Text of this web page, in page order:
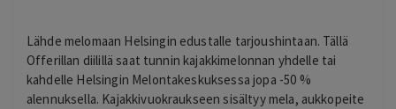
Lähde melomaan Helsingin edustalle tarjoushintaan. Tällä
Offerillan diilillä saat tunnin kajakkimelonnan yhdelle tai
kahdelle Helsingin Melontakeskuksessa jopa -50 %
alennuksella. Kajakkivuokraukseen sisältyy mela, aukkopeite